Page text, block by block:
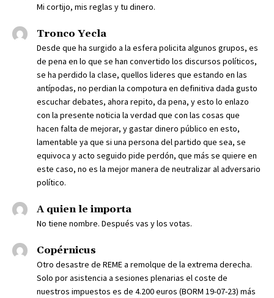
Mi cortijo, mis reglas y tu dinero.
Tronco Yecla
Desde que ha surgido a la esfera policita algunos grupos, es
de pena en lo que se han convertido los discursos políticos,
se ha perdido la clase, quellos lideres que estando en las
antípodas, no perdian la compotura en definitiva dada gusto
escuchar debates, ahora repito, da pena, y esto lo enlazo
con la presente noticia la verdad que con las cosas que
hacen falta de mejorar, y gastar dinero público en esto,
lamentable ya que si una persona del partido que sea, se
equivoca y acto seguido pide perdón, que más se quiere en
este caso, no es la mejor manera de neutralizar al adversario
político.
A quien le importa
No tiene nombre. Después vas y los votas.
Copérnicus
Otro desastre de REME a remolque de la extrema derecha.
Solo por asistencia a sesiones plenarias el coste de
nuestros impuestos es de 4.200 euros (BORM 19-07-23) más